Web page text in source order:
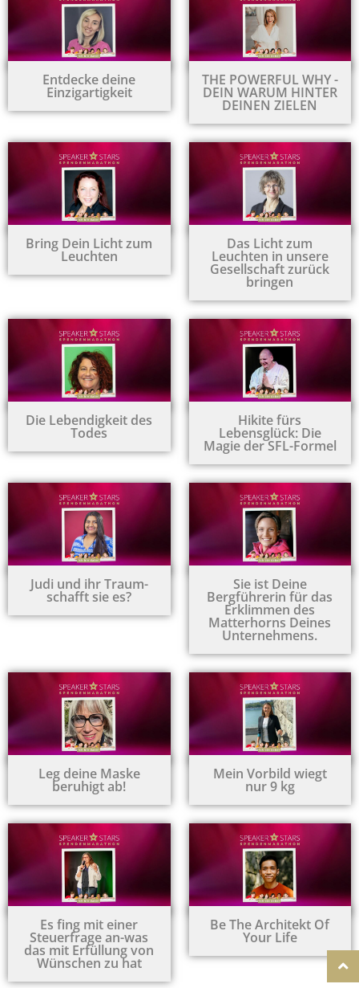
Entdecke deine
Einzigartigkeit
THE POWERFUL WHY -
DEIN WARUM HINTER
DEINEN ZIELEN
Bring Dein Licht zum
Leuchten
Das Licht zum
Leuchten in unsere
Gesellschaft zurück
bringen
Die Lebendigkeit des
Todes
Hikite fürs
Lebensglück: Die
Magie der SFL-Formel
Judi und ihr Traum-
schafft sie es?
Sie ist Deine
Bergführerin für das
Erklimmen des
Matterhorns Deines
Unternehmens.
Leg deine Maske
beruhigt ab!
Mein Vorbild wiegt
nur 9 kg
Es fing mit einer
Steuerfrage an-was
das mit Erfüllung von
Wünschen zu hat
Be The Architekt Of
Your Life